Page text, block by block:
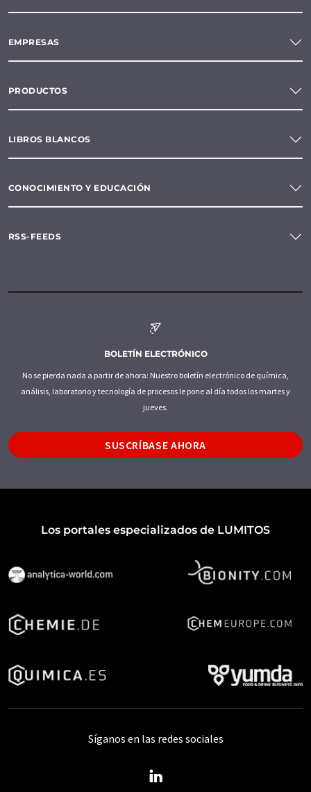
EMPRESAS
PRODUCTOS
LIBROS BLANCOS
CONOCIMIENTO Y EDUCACIÓN
RSS-FEEDS
BOLETÍN ELECTRÓNICO
No se pierda nada a partir de ahora: Nuestro boletín electrónico de química,
análisis, laboratorio y tecnología de procesos le pone al día todos los martes y
jueves.
SUSCRÍBASE AHORA
Los portales especializados de LUMITOS
Síganos en las redes sociales